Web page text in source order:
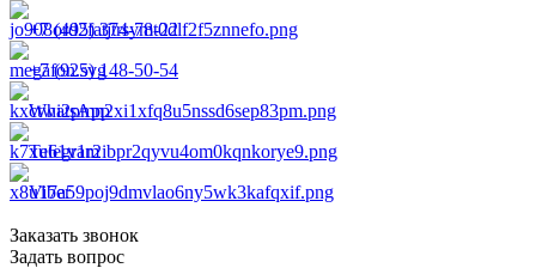
+7 (495) 374-78-22
+7 (925) 148-50-54
WhatsApp
Telegram
Viber
Заказать звонок
Задать вопрос